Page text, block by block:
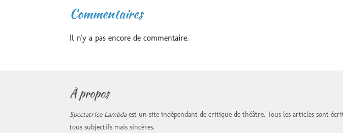
Commentaires
Il n'y a pas encore de commentaire.
À propos
Spectatrice Lambdaest un site indépendant de critique de théâtre. Tous les articles sont
tous subjectifs mais sincères.